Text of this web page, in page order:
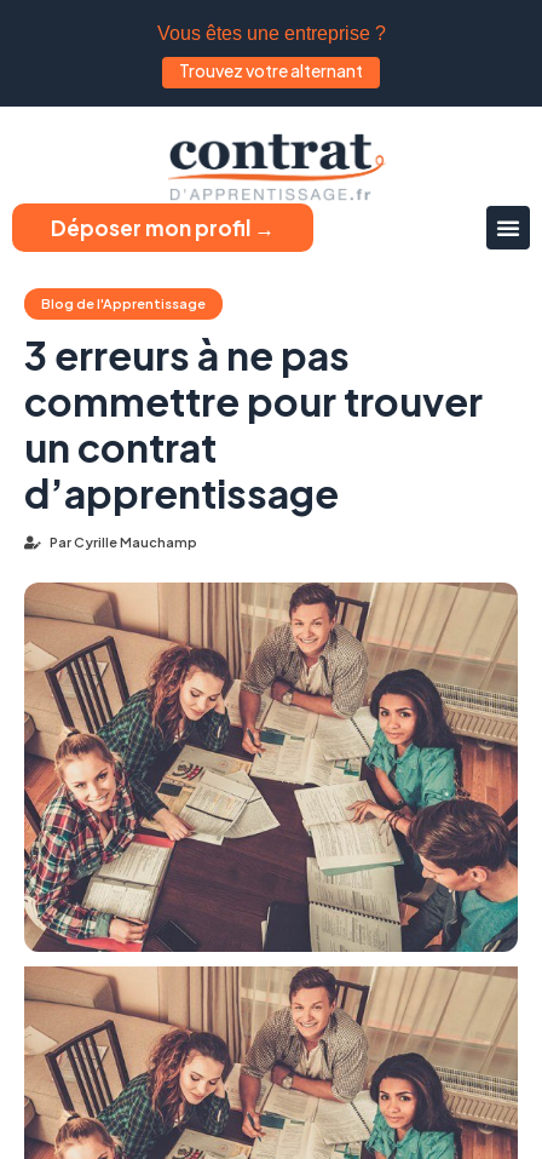
Vous êtes une entreprise ?
Trouvez votre alternant
Déposer mon profil →
Blog de l'Apprentissage
3 erreurs à ne pas
commettre pour trouver
un contrat
d’apprentissage
ParCyrille Mauchamp